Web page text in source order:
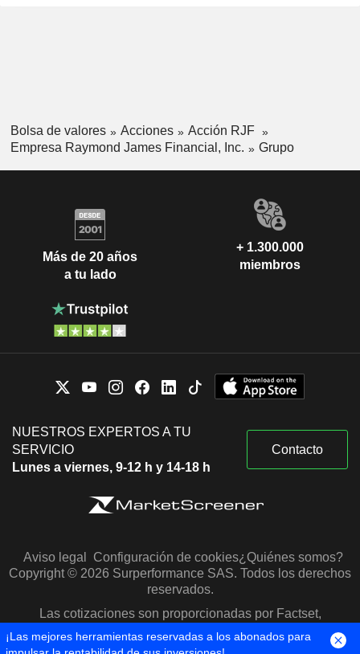
Bolsa de valores Acciones
Acción RJF
Empresa Raymond James Financial, Inc.
Grupo
Más de 20 años
a tu lado
+ 1.300.000
miembros
NUESTROS EXPERTOS A TU
SERVICIO
Lunes a viernes, 9-12 h y 14-18 h
Contacto
Aviso legal Configuración de cookies¿Quiénes somos?
Copyright © 2026 Surperformance SAS. Todos los derechos
reservados.
Las cotizaciones son proporcionadas por Factset,
Morningstar y S&P Capital IQ
¡Las mejores herramientas reservadas a los abonados para